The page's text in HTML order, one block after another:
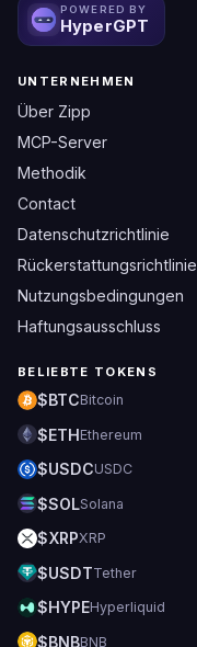
POWERED BY
HyperGPT
UNTERNEHMEN
Über Zipp
MCP-Server
Methodik
Contact
Datenschutzrichtlinie
Rückerstattungsrichtlinie
Nutzungsbedingungen
Haftungsausschluss
BELIEBTE TOKENS
$BTCBitcoin
$ETHEthereum
$USDCUSDC
$SOLSolana
$XRPXRP
$USDTTether
$HYPEHyperliquid
$BNBBNB